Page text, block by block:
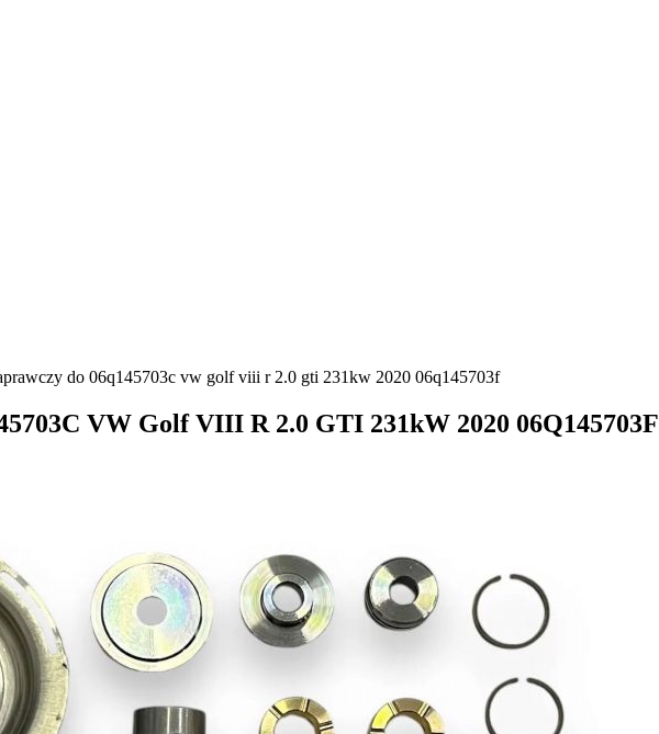
do 06q145703c vw golf viii r 2.0 gti 231kw 2020 06q145703f
VW Golf VIII R 2.0 GTI 231kW 2020 06Q145703F